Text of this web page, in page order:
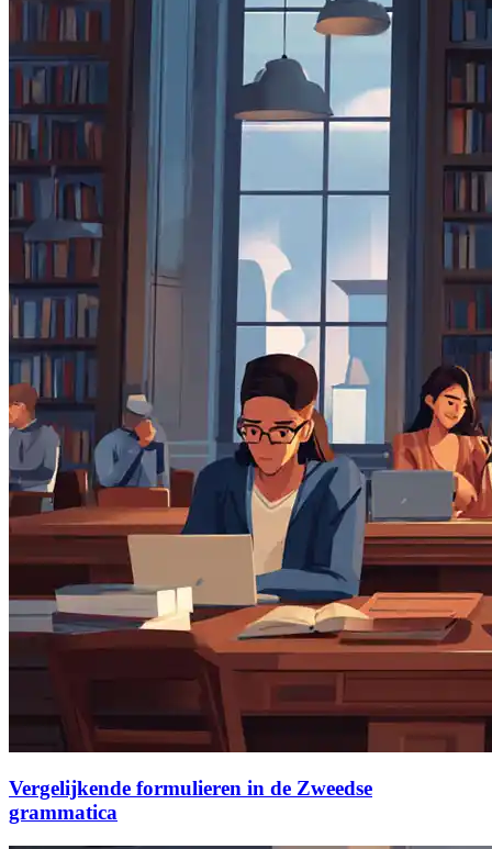
Vergelijkende formulieren in de Zweedse
grammatica